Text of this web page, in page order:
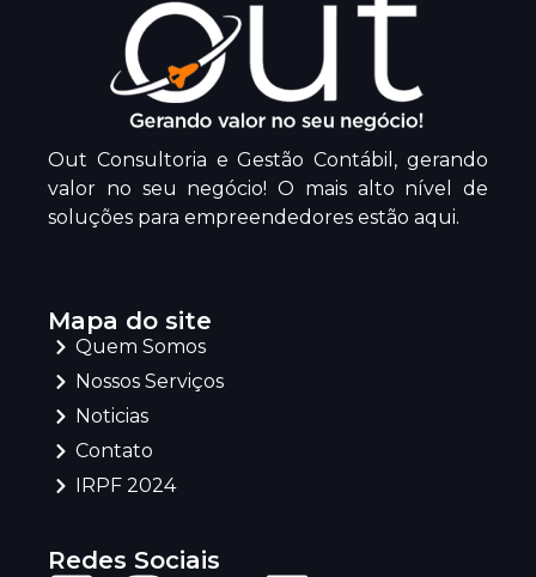
Out Consultoria e Gestão Contábil, gerando
valor no seu negócio! O mais alto nível de
soluções para empreendedores estão aqui.
Mapa do site
Quem Somos
Nossos Serviços
Noticias
Contato
IRPF 2024
Redes Sociais